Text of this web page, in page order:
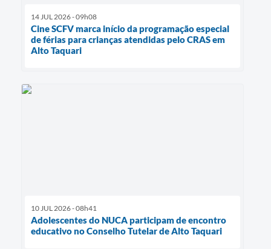
14 JUL 2026 - 09h08
Cine SCFV marca início da programação especial
de férias para crianças atendidas pelo CRAS em
Alto Taquari
10 JUL 2026 - 08h41
Adolescentes do NUCA participam de encontro
educativo no Conselho Tutelar de Alto Taquari